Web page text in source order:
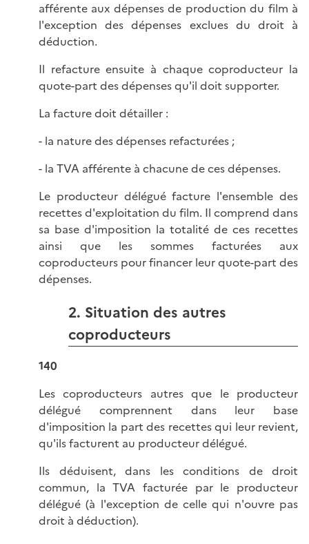
afférente aux dépenses de production du film à
l'exception des dépenses exclues du droit à
déduction.
Il refacture ensuite à chaque coproducteur la
quote-part des dépenses qu'il doit supporter.
La facture doit détailler :
- la nature des dépenses refacturées ;
- la TVA afférente à chacune de ces dépenses.
Le producteur délégué facture l'ensemble des
recettes d'exploitation du film. Il comprend dans
sa base d'imposition la totalité de ces recettes
ainsi que les sommes facturées aux
coproducteurs pour financer leur quote-part des
dépenses.
2. Situation des autres
coproducteurs
140
Les coproducteurs autres que le producteur
délégué comprennent dans leur base
d'imposition la part des recettes qui leur revient,
qu'ils facturent au producteur délégué.
Ils déduisent, dans les conditions de droit
commun, la TVA facturée par le producteur
délégué (à l'exception de celle qui n'ouvre pas
droit à déduction).